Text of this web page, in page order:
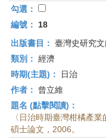
勾選：
編號：
18
出版書目： 臺灣史研究
類別： 經濟
時期(主題)：
日治
作者：
曾立維
題名 (點擊閱讀)：
〈日治時期臺灣柑橘產
碩士論文，2006。